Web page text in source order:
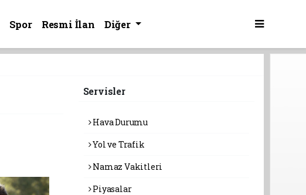
Spor Resmi İlan Diğer
Servisler
Hava Durumu
Yol ve Trafik
Namaz Vakitleri
Piyasalar